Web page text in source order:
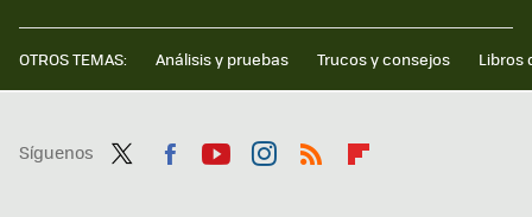
OTROS TEMAS: Análisis y pruebas Trucos y consejos Libros
Síguenos